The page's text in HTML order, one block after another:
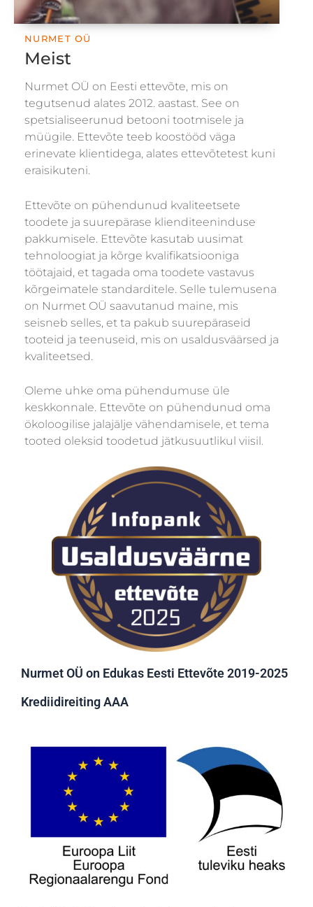
NURMET OÜ
Meist
Nurmet OÜ on Eesti ettevõte, mis on
tegutsenud alates 2012. aastast. See on
spetsialiseerunud betooni tootmisele ja
müügile. Ettevõte teeb koostööd väga
erinevate klientidega, alates ettevõtetest kuni
eraisikuteni.
Ettevõte on pühendunud kvaliteetsete
toodete ja suurepärase klienditeeninduse
pakkumisele. Ettevõte kasutab uusimat
tehnoloogiat ja kõrge kvalifikatsiooniga
töötajaid, et tagada oma toodete vastavus
kõrgeimatele standarditele. Selle tulemusena
on Nurmet OÜ saavutanud maine, mis
seisneb selles, et ta pakub suurepäraseid
tooteid ja teenuseid, mis on usaldusväärsed ja
kvaliteetsed.
Oleme uhke oma pühendumuse üle
keskkonnale. Ettevõte on pühendunud oma
ökoloogilise jalajälje vähendamisele, et tema
tooted oleksid toodetud jätkusuutlikul viisil.
Nurmet OÜ on Edukas Eesti Ettevõte 2019-2025
Krediidireiting AAA